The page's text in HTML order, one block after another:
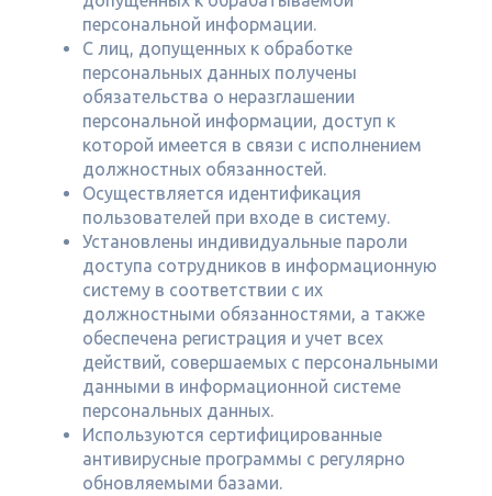
персональной информации.
С лиц, допущенных к обработке
персональных данных получены
обязательства о неразглашении
персональной информации, доступ к
которой имеется в связи с исполнением
должностных обязанностей.
Осуществляется идентификация
пользователей при входе в систему.
Установлены индивидуальные пароли
доступа сотрудников в информационную
систему в соответствии с их
должностными обязанностями, а также
обеспечена регистрация и учет всех
действий, совершаемых с персональными
данными в информационной системе
персональных данных.
Используются сертифицированные
антивирусные программы с регулярно
обновляемыми базами.